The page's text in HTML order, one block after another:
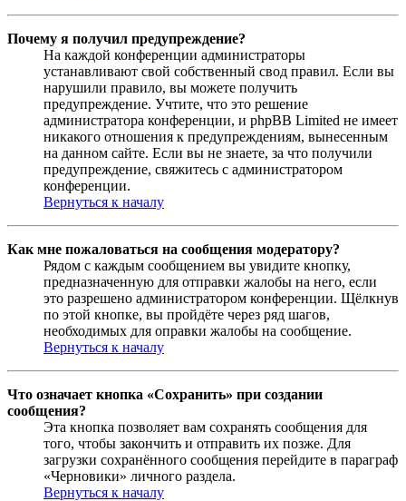
Почему я получил предупреждение?
На каждой конференции администраторы
устанавливают свой собственный свод правил. Если вы
нарушили правило, вы можете получить
предупреждение. Учтите, что это решение
администратора конференции, и phpBB Limited не имеет
никакого отношения к предупреждениям, вынесенным
на данном сайте. Если вы не знаете, за что получили
предупреждение, свяжитесь с администратором
конференции.
Вернуться к началу
Как мне пожаловаться на сообщения модератору?
Рядом с каждым сообщением вы увидите кнопку,
предназначенную для отправки жалобы на него, если
это разрешено администратором конференции. Щёлкнув
по этой кнопке, вы пройдёте через ряд шагов,
необходимых для оправки жалобы на сообщение.
Вернуться к началу
Что означает кнопка «Сохранить» при создании
сообщения?
Эта кнопка позволяет вам сохранять сообщения для
того, чтобы закончить и отправить их позже. Для
загрузки сохранённого сообщения перейдите в параграф
«Черновики» личного раздела.
Вернуться к началу